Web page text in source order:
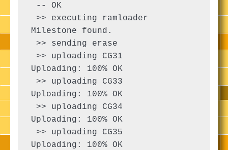
-- OK
>> executing ramloader
Milestone found.
>> sending erase
>> uploading CG31
Uploading: 100% OK
>> uploading CG33
Uploading: 100% OK
>> uploading CG34
Uploading: 100% OK
>> uploading CG35
Uploading: 100% OK